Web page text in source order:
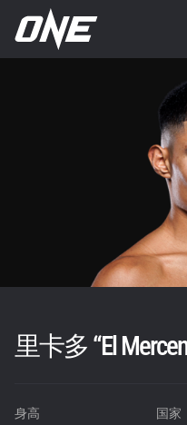
里卡多 “El
身高 国家